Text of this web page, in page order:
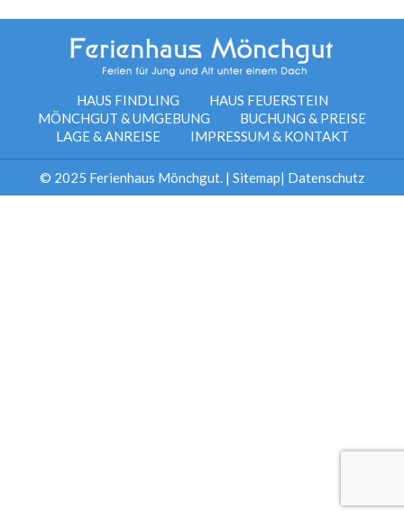
HAUS FINDLING
HAUS FEUERSTEIN
MÖNCHGUT & UMGEBUNG
BUCHUNG & PREISE
LAGE & ANREISE
IMPRESSUM & KONTAKT
© 2025 Ferienhaus Mönchgut. | Sitemap| Datenschutz